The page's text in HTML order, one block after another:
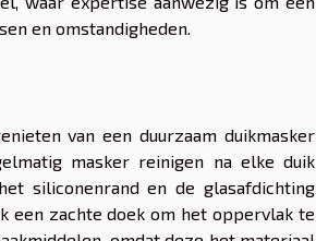
en omstandigheden.
van een duurzaam duikmasker
masker reinigen na elke duik
siliconenrand en de glasafdichting
een zachte doek om het oppervlak te